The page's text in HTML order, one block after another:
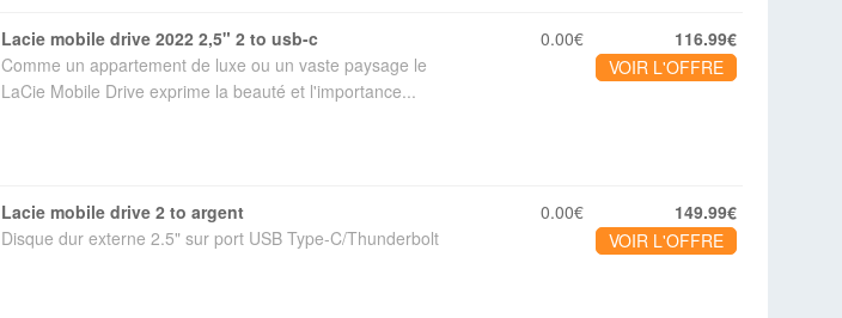
lacie mobile drive 2022 2,5" 2 to usb-c
Comme un appartement de luxe ou un vaste paysage le
LaCie Mobile Drive exprime la beauté et l'importance...
0.00€
116.99€
VOIR L'OFFRE
lacie mobile drive 2 to argent
Disque dur externe 2.5" sur port USB Type-C/Thunderbolt
0.00€
149.99€
VOIR L'OFFRE